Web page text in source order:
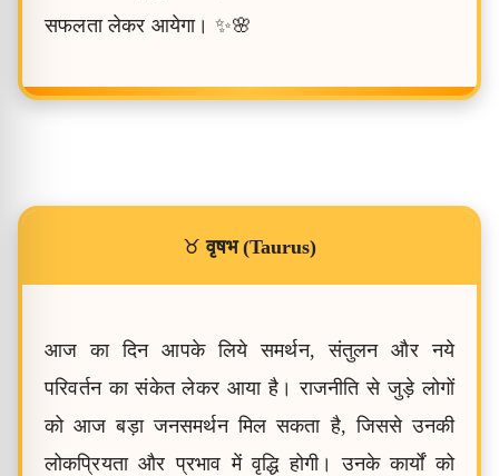
सफलता लेकर आयेगा। ✨🌸
♉वृषभ (Taurus)
आज का दिन आपके लिये समर्थन, संतुलन और नये
परिवर्तन का संकेत लेकर आया है। राजनीति से जुड़े लोगों
को आज बड़ा जनसमर्थन मिल सकता है, जिससे उनकी
लोकप्रियता और प्रभाव में वृद्धि होगी। उनके कार्यों को